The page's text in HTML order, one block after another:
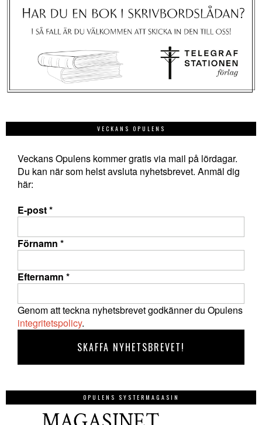
VECKANS OPULENS
Veckans Opulens kommer gratis via mail på lördagar.
Du kan när som helst avsluta nyhetsbrevet. Anmäl dig
här:
E-post*
Förnamn *
Efternamn *
Genom att teckna nyhetsbrevet godkänner du Opulens
integritetspolicy.
OPULENS SYSTERMAGASIN